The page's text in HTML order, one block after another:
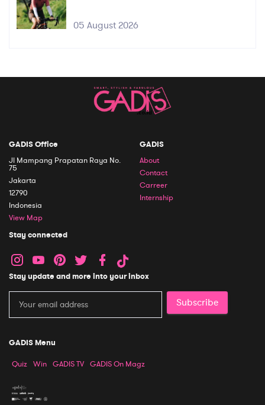
05 August 2026
GADIS Office
Jl Mampang Prapatan Raya No.
75
Jakarta
12790
Indonesia
View Map
GADIS
About
Contact
Carreer
Internship
Stay connected
Stay update and more into your inbox
Subscribe
GADIS Menu
Quiz Win GADIS TV GADIS On Magz